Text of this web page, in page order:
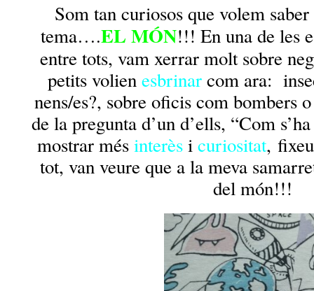
Som tan curiosos que volem
tema….EL MÓN!!! En una de les
entre tots, vam xerrar molt sobre
petits volienesbrinarcom ara:
nens/es?, sobre oficis com
de la pregunta d’un d’ells, “Com
mostrar mésinterèsicuriositat,
tot, van veure que a la meva
del món!!!